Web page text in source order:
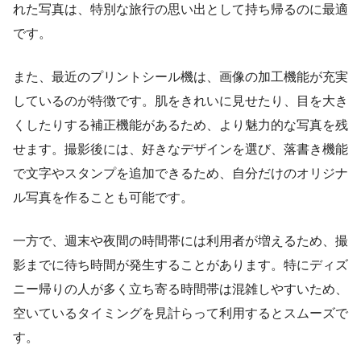
れた写真は、特別な旅行の思い出として持ち帰るのに最適
です。
また、最近のプリントシール機は、画像の加工機能が充実
しているのが特徴です。肌をきれいに見せたり、目を大き
くしたりする補正機能があるため、より魅力的な写真を残
せます。撮影後には、好きなデザインを選び、落書き機能
で文字やスタンプを追加できるため、自分だけのオリジナ
ル写真を作ることも可能です。
一方で、週末や夜間の時間帯には利用者が増えるため、撮
影までに待ち時間が発生することがあります。特にディズ
ニー帰りの人が多く立ち寄る時間帯は混雑しやすいため、
空いているタイミングを見計らって利用するとスムーズで
す。